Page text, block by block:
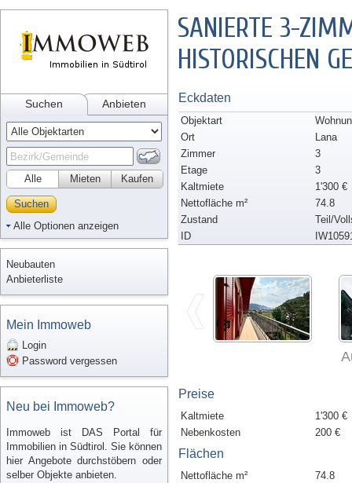
Suchen Anbieten
Alle Kaufen
Mieten
Suchen
Alle Optionen anzeigen
Neubauten
Anbieterliste
Mein Immoweb
Login
Password vergessen
Neu bei Immoweb?
Immoweb ist DAS Portal für
Immobilien in Südtirol. Sie können
hier Angebote durchstöbern oder
selber Objekte anbieten.
SANIERTE 3-
HISTORISCHEN
Eckdaten
Objektart
Ort
Lana
Zimmer
3
Etage
3
Kaltmiete
1'300 €
Nettofläche m²
74.8
Zustand
Teil/
ID
Preise
Kaltmiete
1'300 €
Nebenkosten
200 €
Flächen
Nettofläche m² 74.8